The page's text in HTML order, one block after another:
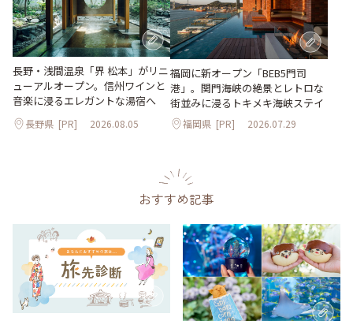
長野・浅間温泉「界 松本」がリニ
ューアルオープン。信州ワインと
音楽に浸るエレガントな湯宿へ
長野県 [PR] 2026.08.05
福岡に新オープン「BEB5門司
港」。関門海峡の絶景とレトロな
街並みに浸るトキメキ海峡ステイ
福岡県 [PR] 2026.07.29
おすすめ記事